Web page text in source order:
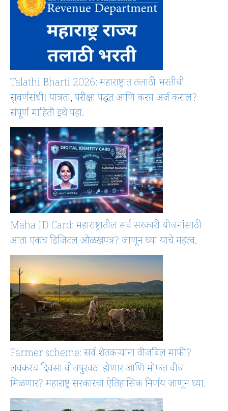
Talathi Bharti 2026: महाराष्ट्रात तलाठी भरतीची
सुवर्णसंधी! पात्रता, परीक्षा पद्धत आणि कसा अर्ज कराल?
संपूर्ण माहिती इथे पहा.
Maha ID Card: महाराष्ट्रातील सर्व सरकारी योजनांसाठी
आता एकच डिजिटल ओळखपत्र? जाणून घ्या याचे महत्व.
Farmer scheme: सर्व शेतकऱ्यांना वीजबिल माफी?
लवकरच दिवसा वीजपुरवठा होणार आणि मोफत वीज
मिळणार? महाराष्ट्र सरकारचा ऐतिहासिक निर्णय जाणून घ्या.